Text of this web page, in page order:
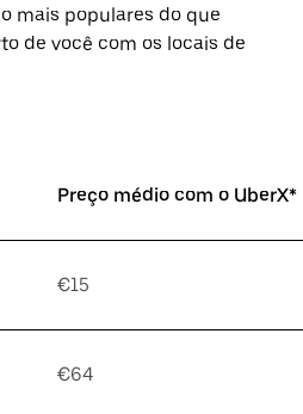
mais populares do que
de você com os locais de
Preço médio com o UberX*
€15
€64